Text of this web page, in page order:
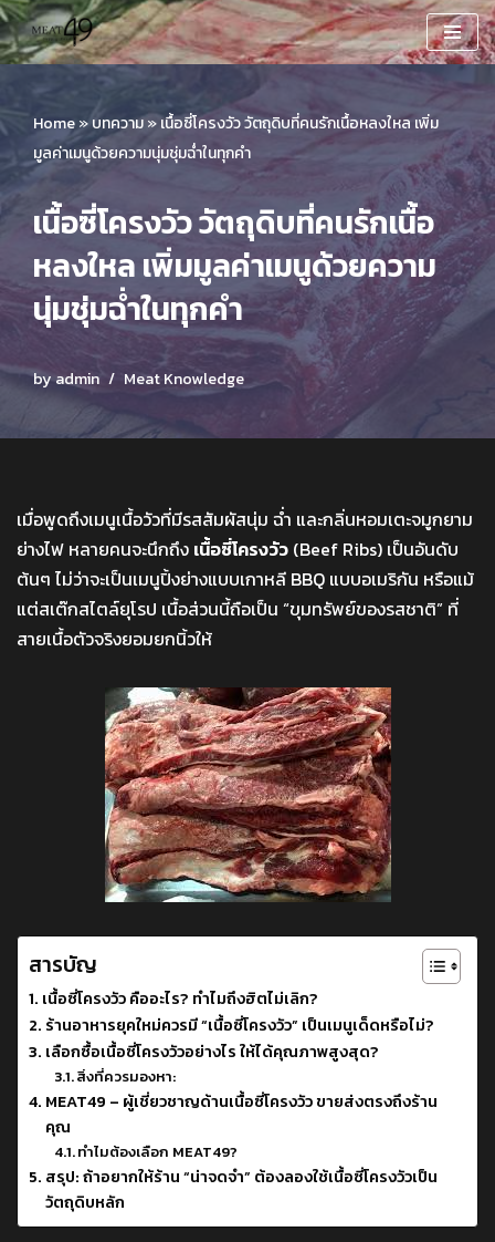
Skip
content
Home»บทความ»เนื้อซี่โครงวัว วัตถุดิบที่คนรักเนื้อหลงใหล เพิ่ม
มูลค่าเมนูด้วยความนุ่มชุ่มฉ่ำในทุกคำ
เนื้อซี่โครงวัว วัตถุดิบที่คนรักเนื้อ
หลงใหล เพิ่มมูลค่าเมนูด้วยความ
นุ่มชุ่มฉ่ำในทุกคำ
byadmin Meat Knowledge
เมื่อพูดถึงเมนูเนื้อวัวที่มีรสสัมผัสนุ่ม ฉ่ำ และกลิ่นหอมเตะจมูกยาม
ย่างไฟ หลายคนจะนึกถึง เนื้อซี่โครงวัว (Beef Ribs) เป็นอันดับ
ต้นๆ ไม่ว่าจะเป็นเมนูปิ้งย่างแบบเกาหลี BBQ แบบอเมริกัน หรือแม้
แต่สเต๊กสไตล์ยุโรป เนื้อส่วนนี้ถือเป็น “ขุมทรัพย์ของรสชาติ” ที่
สายเนื้อตัวจริงยอมยกนิ้วให้
สารบัญ
เนื้อซี่โครงวัว คืออะไร? ทำไมถึงฮิตไม่เลิก?
ร้านอาหารยุคใหม่ควรมี “เนื้อซี่โครงวัว” เป็นเมนูเด็ดหรือไม่?
เลือกซื้อเนื้อซี่โครงวัวอย่างไร ให้ได้คุณภาพสูงสุด?
สิ่งที่ควรมองหา:
MEAT49 – ผู้เชี่ยวชาญด้านเนื้อซี่โครงวัว ขายส่งตรงถึงร้าน
คุณ
ทำไมต้องเลือก MEAT49?
สรุป: ถ้าอยากให้ร้าน “น่าจดจำ” ต้องลองใช้เนื้อซี่โครงวัวเป็น
วัตถุดิบหลัก